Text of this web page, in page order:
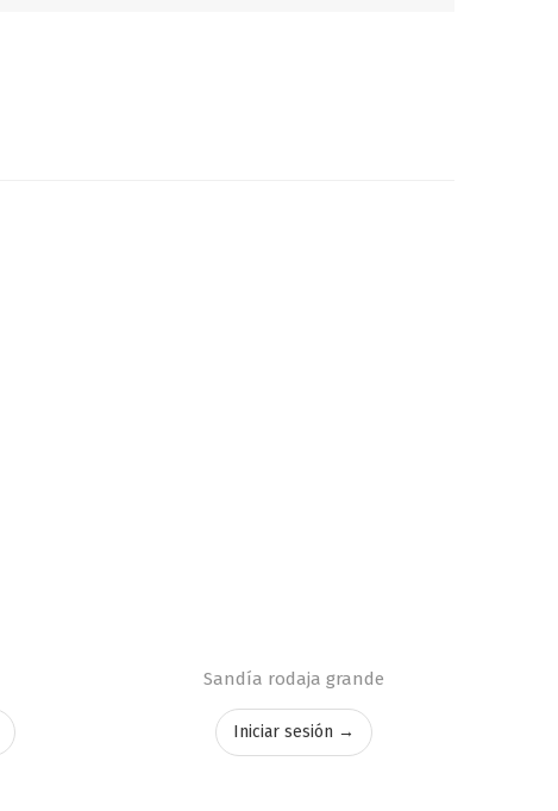
Sandía rodaja grande
Iniciar sesión →